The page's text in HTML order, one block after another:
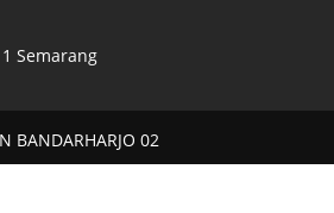
Semarang
BANDARHARJO 02